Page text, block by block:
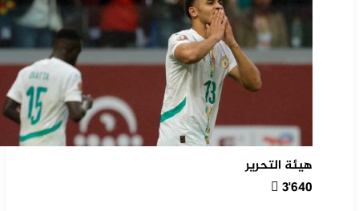
هيئة التحرير
3٬640